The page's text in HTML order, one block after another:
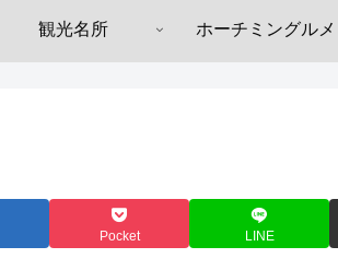
観光名所 ホーチミングルメ
Pocket LINE